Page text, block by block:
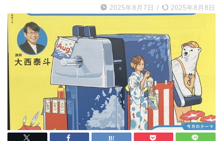
2025年8月7日 / 2025年8月8日